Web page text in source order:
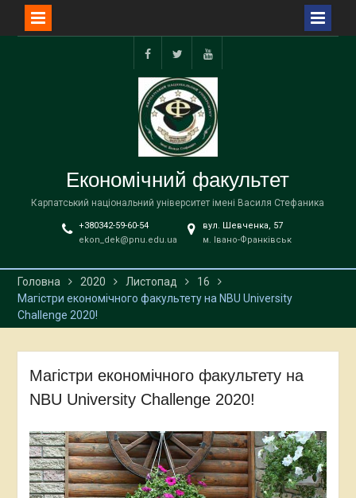
facebooktwitter YouTube
Економічний факультет
Карпатський національний університет імені Василя Стефаника
+380342-59-60-54
ekon_dek@pnu.edu.ua
вул. Шевченка, 57
м. Івано-Франківськ
Головна 2020 Листопад
16
Магістри економічного факультету на NBU University
Сhallenge 2020!
Магістри економічного факультету на
NBU University Сhallenge 2020!